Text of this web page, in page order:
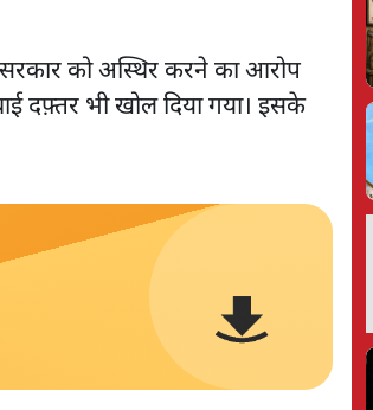
सरकार को अस्थिर करने का आरोप
दफ़्तर भी खोल दिया गया। इसके